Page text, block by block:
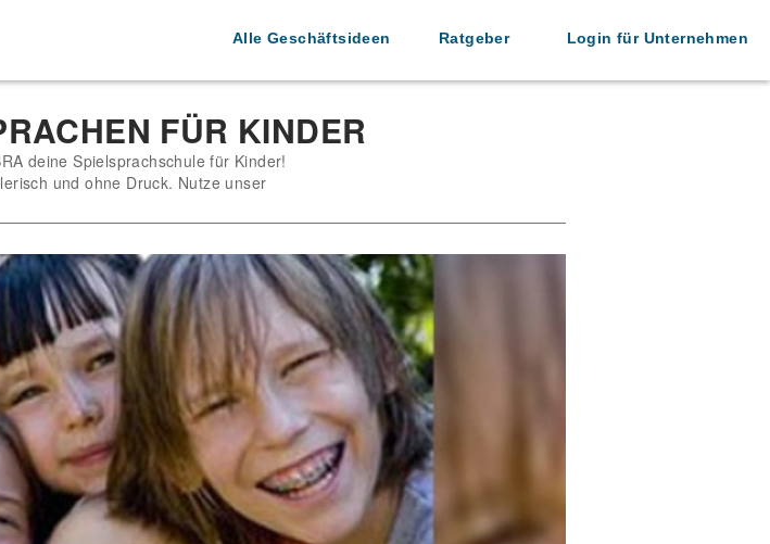
Alle Geschäftsideen Ratgeber Login für Unternehmen
FÜR KINDER
deine Spielsprachschule für Kinder!
und ohne Druck. Nutze unser